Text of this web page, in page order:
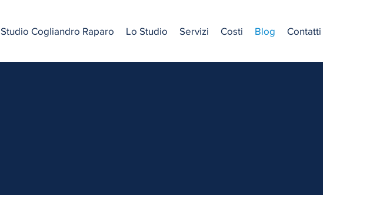
Studio Cogliandro Raparo Lo Studio Servizi Costi Blog Contatti